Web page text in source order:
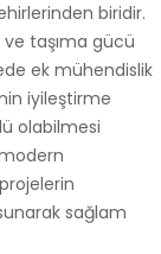
biridir.
ve taşıma gücü
ek mühendislik
iyileştirme
olabilmesi
sağlam